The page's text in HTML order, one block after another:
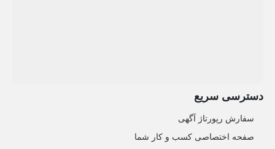
دسترسی سریع
سفارش رپورتاژ آگهی
صفحه اختصاصی کسب و کار شما